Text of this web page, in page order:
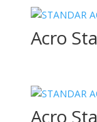
Acro
Acro